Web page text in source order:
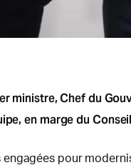
ministre, Chef du
en marge du
pour